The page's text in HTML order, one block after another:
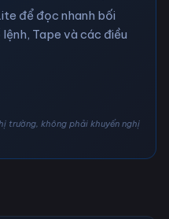
để đọc nhanh bối
Tape và các điều
trường, không phải khuyến nghị